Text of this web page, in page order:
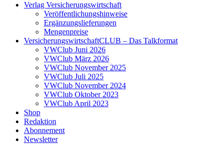
Verlag Versicherungswirtschaft
Veröffentlichungshinweise
Ergänzungslieferungen
Mengenpreise
VersicherungswirtschaftCLUB – Das Talkformat
VWClub Juni 2026
VWClub März 2026
VWClub November 2025
VWClub Juli 2025
VWClub November 2024
VWClub Oktober 2023
VWClub April 2023
Shop
Redaktion
Abonnement
Newsletter